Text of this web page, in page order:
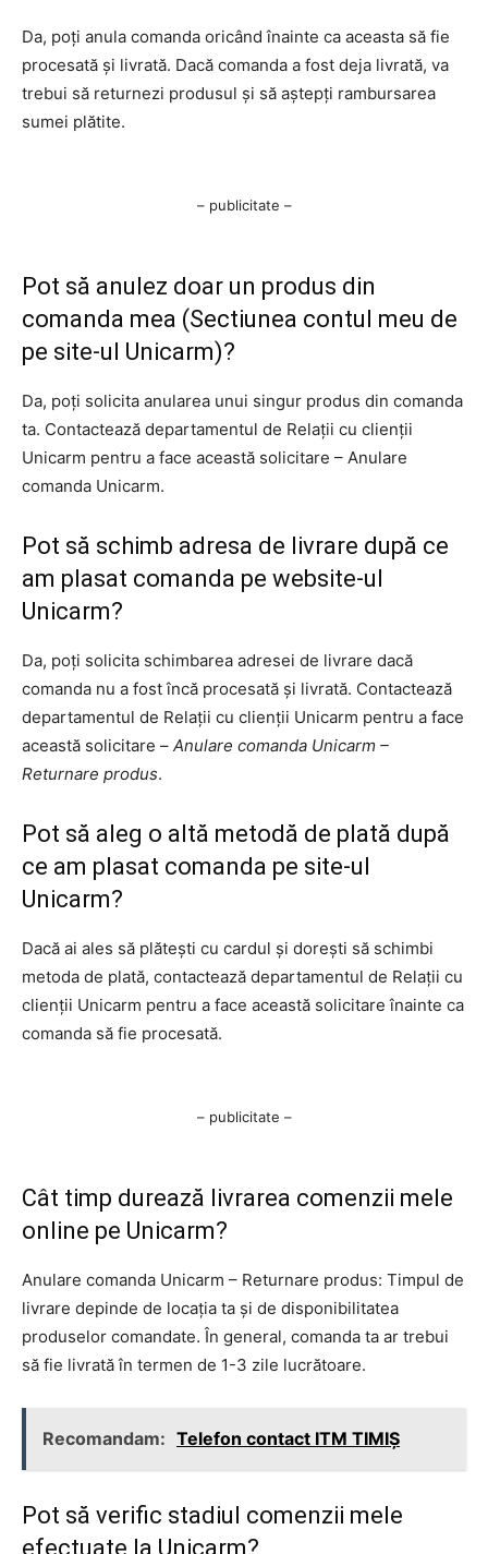
Da, poți anula comanda oricând înainte ca aceasta să fie
procesată și livrată. Dacă comanda a fost deja livrată, va
trebui să returnezi produsul și să aștepți rambursarea
sumei plătite.
– publicitate –
Pot să anulez doar un produs din
comanda mea (Sectiunea contul meu de
pe site-ul Unicarm)?
Da, poți solicita anularea unui singur produs din comanda
ta. Contactează departamentul de Relații cu clienții
Unicarm pentru a face această solicitare – Anulare
comanda Unicarm.
Pot să schimb adresa de livrare după ce
am plasat comanda pe website-ul
Unicarm?
Da, poți solicita schimbarea adresei de livrare dacă
comanda nu a fost încă procesată și livrată. Contactează
departamentul de Relații cu clienții Unicarm pentru a face
această solicitare – Anulare comanda Unicarm –
Returnare produs.
Pot să aleg o altă metodă de plată după
ce am plasat comanda pe site-ul
Unicarm?
Dacă ai ales să plătești cu cardul și dorești să schimbi
metoda de plată, contactează departamentul de Relații cu
clienții Unicarm pentru a face această solicitare înainte ca
comanda să fie procesată.
– publicitate –
Cât timp durează livrarea comenzii mele
online pe Unicarm?
Anulare comanda Unicarm – Returnare produs: Timpul de
livrare depinde de locația ta și de disponibilitatea
produselor comandate. În general, comanda ta ar trebui
să fie livrată în termen de 1-3 zile lucrătoare.
Recomandam: Telefon contact ITM TIMIȘ
Pot să verific stadiul comenzii mele
efectuate la Unicarm?